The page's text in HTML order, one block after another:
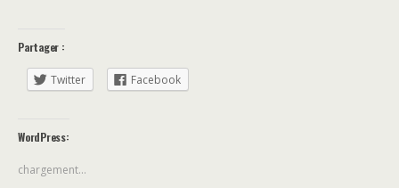
Partager :
Twitter Facebook
WordPress:
chargement…